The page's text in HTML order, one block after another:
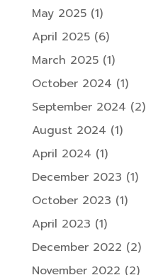
May 2025(1)
April 2025(6)
March 2025(1)
October 2024 (1)
September 2024 (2)
August 2024 (1)
April 2024 (1)
December 2023 (1)
October 2023 (1)
April 2023 (1)
December 2022 (2)
November 2022 (2)